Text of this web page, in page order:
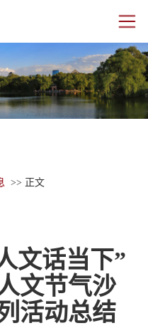
首页
研究院概况
科学研究
新闻公告
人才培养
>> 正文
文话当下”
文节气沙
活动总结